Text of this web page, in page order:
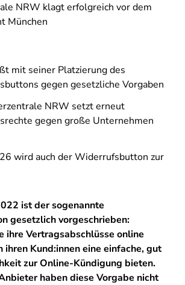
NRW klagt erfolgreich vor dem
München
mit seiner Platzierung des
gegen gesetzliche Vorgaben
NRW setzt erneut
gegen große Unternehmen
wird auch der Widerrufsbutton zur
ist der sogenannte
gesetzlich vorgeschrieben:
ihre Vertragsabschlüsse online
ihren Kund:innen eine einfache, gut
zur Online-Kündigung bieten.
haben diese Vorgabe nicht